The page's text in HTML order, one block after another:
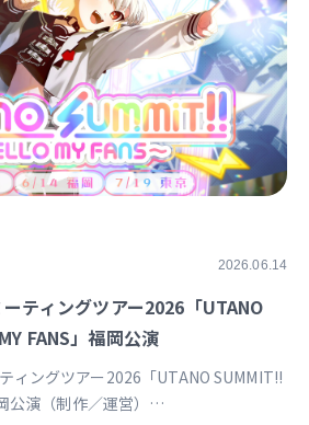
2026.06.14
ティングツアー2026「UTANO
FANS」福岡公演
ィングツアー2026「UTANO SUMMIT!!
公演（制作／運営）